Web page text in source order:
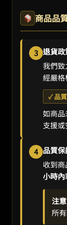
商品品
3 退貨政
我們
經嚴格
✓ 品
如商
支援或
4 品質
收到
小時內
注意
所